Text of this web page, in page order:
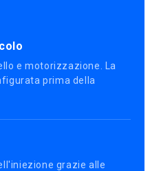
e motorizzazione. La
prima della
grazie alle